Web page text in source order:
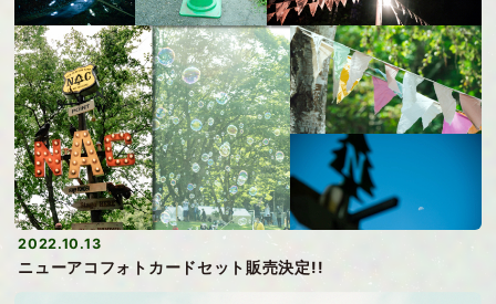
2022.10.13
ニューアコフォトカードセット販売決定!!